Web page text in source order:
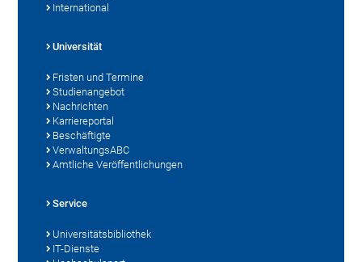
International
Universität
Fristen und Termine
Studienangebot
Nachrichten
Karriereportal
Beschäftigte
VerwaltungsABC
Amtliche Veröffentlichungen
Service
Universitätsbibliothek
IT-Dienste